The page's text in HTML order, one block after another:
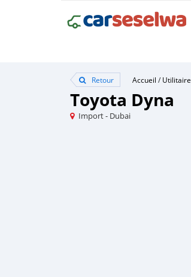
Retour Accueil /Utilitaire
Toyota Dyna
Import - Dubai